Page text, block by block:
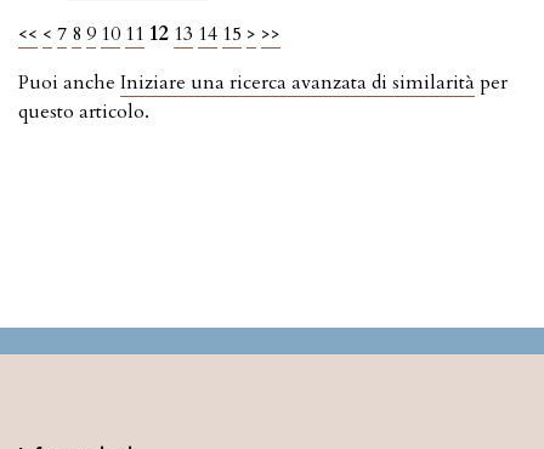
<< < 7 8 9 10 11 12 13 14 15 > >>
Puoi anche Iniziare una ricerca avanzata di similarità per
questo articolo.